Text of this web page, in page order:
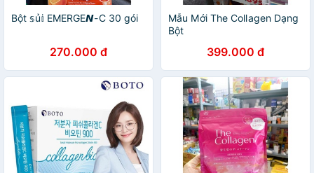
Bột 𝕤ủ𝕚 EMERGE𝙉-C 30 gói
270.000 đ
Mẫu Mới The Collagen Dạng
Bột
399.000 đ